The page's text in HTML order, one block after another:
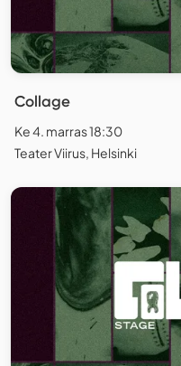
Collage
Ke 4. marras 18:30
Teater Viirus, Helsinki